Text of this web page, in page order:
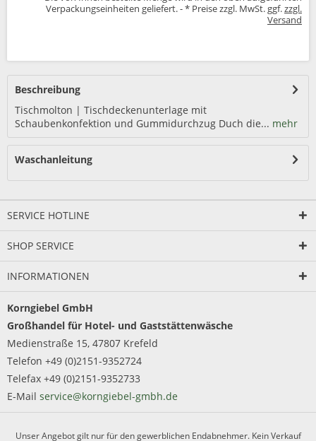
Verpackungseinheiten geliefert. - * Preise zzgl. MwSt. ggf.zzgl.
Versand
Beschreibung
Tischmolton | Tischdeckenunterlage mit
Schaubenkonfektion und Gummidurchzug Duch die... mehr
Waschanleitung
SERVICE HOTLINE
SHOP SERVICE
INFORMATIONEN
Korngiebel GmbH
Großhandel für Hotel- und Gaststättenwäsche
Medienstraße 15, 47807 Krefeld
Telefon +49 (0)2151-9352724
Telefax +49 (0)2151-9352733
E-Mail service@korngiebel-gmbh.de
Unser Angebot gilt nur für den gewerblichen Endabnehmer. Kein Verkauf